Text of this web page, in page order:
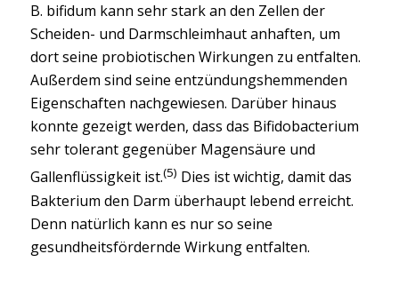
B. bifidum kann sehr stark an den Zellen der
Scheiden- und Darmschleimhaut anhaften, um
dort seine probiotischen Wirkungen zu entfalten.
Außerdem sind seine entzündungshemmenden
Eigenschaften nachgewiesen. Darüber hinaus
konnte gezeigt werden, dass das Bifidobacterium
sehr tolerant gegenüber Magensäure und
Gallenflüssigkeit ist.(5) Dies ist wichtig, damit das
Bakterium den Darm überhaupt lebend erreicht.
Denn natürlich kann es nur so seine
gesundheitsfördernde Wirkung entfalten.